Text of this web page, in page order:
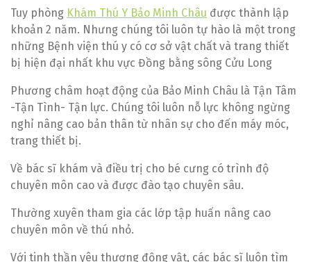
Tuy phòng Khám Thú Y Bảo Minh Châu được thành lập
khoản 2 năm. Nhưng chúng tôi luôn tự hào là một trong
những Bệnh viện thú y có cơ sở vật chất và trang thiết
bị hiện đại nhất khu vực Đồng bằng sông Cửu Long
Phương châm hoạt động của Bảo Minh Châu là Tận Tâm
-Tận Tình- Tận lực. Chúng tôi luôn nỗ lực không ngừng
nghỉ nâng cao bản thân từ nhân sự cho đến máy móc,
trang thiết bị.
Về bác sĩ khám và điều trị cho bé cưng có trình độ
chuyên môn cao và được đào tạo chuyên sâu.
Thường xuyên tham gia các lớp tập huấn nâng cao
chuyên môn về thú nhỏ.
Với tinh thần yêu thương động vật, các bác sĩ luôn tìm